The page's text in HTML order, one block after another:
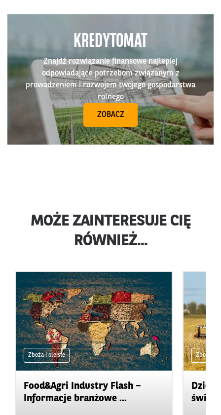
KREDYTOMAT
Znajdź rozwiązanie finansowe najlepiej
odpowiadające potrzebom związanym z
prowadzeniem i rozwojem twojego gospodarstwa
rolnego
ZOBACZ
MOŻE ZAINTERESUJE CIĘ
RÓWNIEŻ...
Zboża i oleiste
Food&Agri Industry Flash –
Informacje branżowe ...
Zboża i